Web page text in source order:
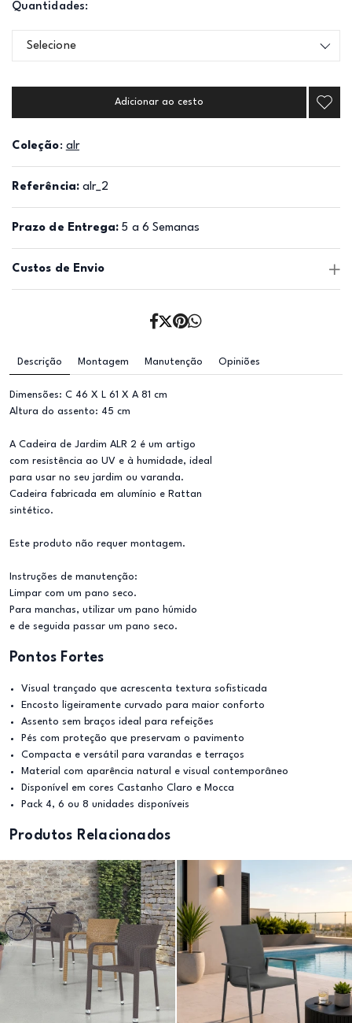
Quantidades:
Selecione
Adicionar ao cesto
Coleção: alr
Referência: alr_2
Prazo de Entrega: 5 a 6 Semanas
Custos de Envio
Descrição Montagem Manutenção Opiniões
Dimensões: C 46 X L 61 X A 81 cm
Altura do assento: 45 cm
A Cadeira de Jardim ALR 2 é um artigo
com resistência ao UV e à humidade, ideal
para usar no seu jardim ou varanda.
Cadeira fabricada em alumínio e Rattan
sintético.
Este produto não requer montagem.
Instruções de manutenção:
Limpar com um pano seco.
Para manchas, utilizar um pano húmido
e de seguida passar um pano seco.
Pontos Fortes
Visual trançado que acrescenta textura sofisticada
Encosto ligeiramente curvado para maior conforto
Assento sem braços ideal para refeições
Pés com proteção que preservam o pavimento
Compacta e versátil para varandas e terraços
Material com aparência natural e visual contemporâneo
Disponível em cores Castanho Claro e Mocca
Pack 4, 6 ou 8 unidades disponíveis
Produtos Relacionados